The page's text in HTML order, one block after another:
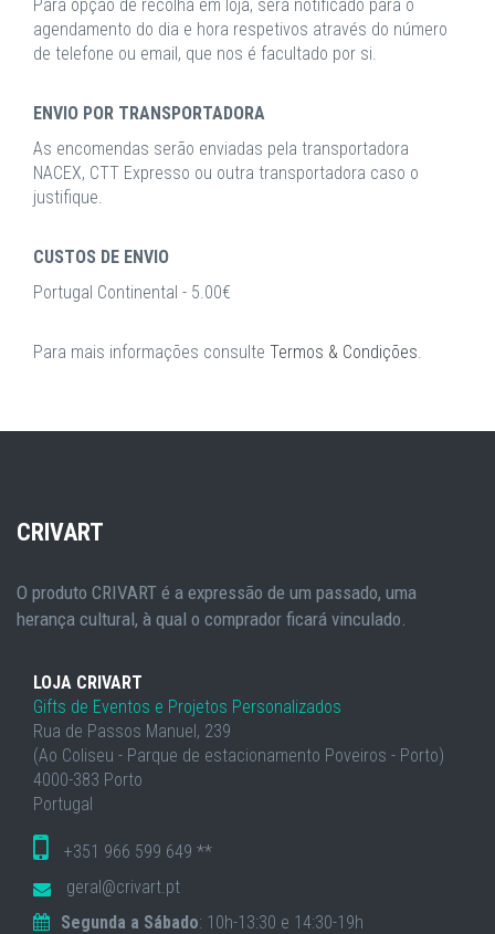
Para opção de recolha em loja, será notificado para o
agendamento do dia e hora respetivos através do número
de telefone ou email, que nos é facultado por si.
ENVIO POR TRANSPORTADORA
As encomendas serão enviadas pela transportadora
NACEX, CTT Expresso ou outra transportadora caso o
justifique.
CUSTOS DE ENVIO
Portugal Continental - 5.00€
Para mais informações consulte Termos & Condições.
CRIVART
O produto CRIVART é a expressão de um passado, uma
herança cultural, à qual o comprador ficará vinculado.
LOJA CRIVART
Gifts de Eventos e Projetos Personalizados
Rua de Passos Manuel, 239
(Ao Coliseu - Parque de estacionamento Poveiros - Porto)
4000-383 Porto
Portugal
+351 966 599 649 **
geral@crivart.pt
Segunda a Sábado: 10h-13:30 e 14:30-19h